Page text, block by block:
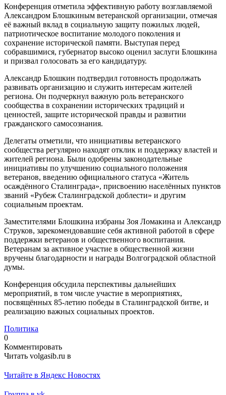
Конференция отметила эффективную работу возглавляемой
Александром Блошкиным ветеранской организации, отмечая
её важный вклад в социальную защиту пожилых людей,
патриотическое воспитание молодого поколения и
сохранение исторической памяти. Выступая перед
собравшимися, губернатор высоко оценил заслуги Блошкина
и призвал голосовать за его кандидатуру.
Александр Блошкин подтвердил готовность продолжать
развивать организацию и служить интересам жителей
региона. Он подчеркнул важную роль ветеранского
сообщества в сохранении исторических традиций и
ценностей, защите исторической правды и развитии
гражданского самосознания.
Делегаты отметили, что инициативы ветеранского
сообщества регулярно находят отклик и поддержку властей и
жителей региона. Были одобрены законодательные
инициативы по улучшению социального положения
ветеранов, введению официального статуса «Житель
осаждённого Сталинграда», присвоению населённых пунктов
званий «Рубеж Сталинградской доблести» и другим
социальным проектам.
Заместителями Блошкина избраны Зоя Ломакина и Александр
Струков, зарекомендовавшие себя активной работой в сфере
поддержки ветеранов и общественного воспитания.
Ветеранам за активное участие в общественной жизни
вручены благодарности и награды Волгоградской областной
думы.
Конференция обсудила перспективы дальнейших
мероприятий, в том числе участие в мероприятиях,
посвящённых 85-летию победы в Сталинградской битве, и
реализацию важных социальных проектов.
Политика
0
Комментировать
Читать volgasib.ru в
Читайте в Яндекс Новостях